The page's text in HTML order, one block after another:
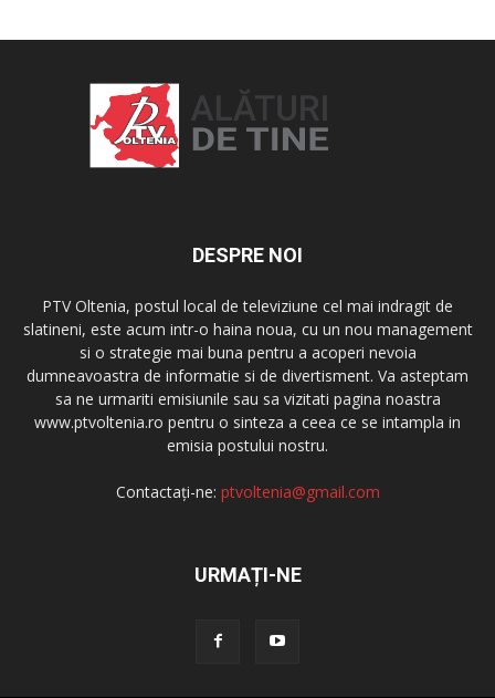
DESPRE NOI
PTV Oltenia, postul local de televiziune cel mai indragit de
slatineni, este acum intr-o haina noua, cu un nou management
si o strategie mai buna pentru a acoperi nevoia
dumneavoastra de informatie si de divertisment. Va asteptam
sa ne urmariti emisiunile sau sa vizitati pagina noastra
www.ptvoltenia.ro pentru o sinteza a ceea ce se intampla in
emisia postului nostru.
Contactați-ne: ptvoltenia@gmail.com
URMAȚI-NE